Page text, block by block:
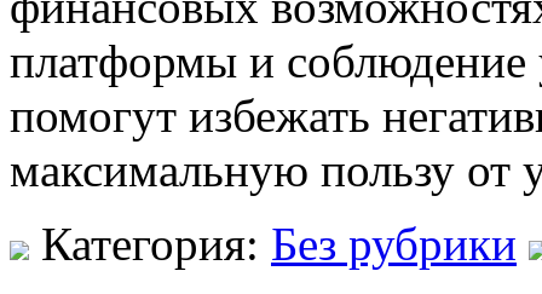
платформы и соблюдение
помогут избежать
максимальную пользу от
Категория: Без рубрики